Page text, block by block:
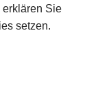
erklären Sie
setzen.